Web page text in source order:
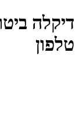
דיקלה
טלפון